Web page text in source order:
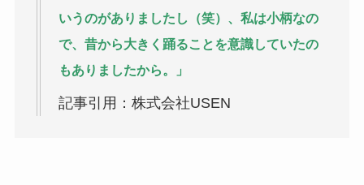
いうのがありましたし（笑）、私は小柄なの
で、昔から大きく踊ることを意識していたの
もありましたから。」
記事引用：株式会社USEN